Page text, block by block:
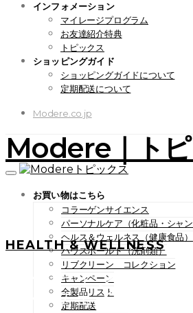
インフォメーション
マイレージプログラム
お友達紹介特典
トピックス
ショッピングガイド
ショッピングガイドについて
定期配送について
Modere.co.jp
Modere｜ト
お買い物はこちら
コラーゲンサイエンス
パーソナルケア（化粧品・シャン
ヘルス＆ウェルネス（健康食品）
ハウスホールド（洗剤類）
リブクリーン コレクション
キャンペーン
全製品リスト
定期配送
HEALTH & WELLNESS
イーティングタイ
賢くウェイトマネ